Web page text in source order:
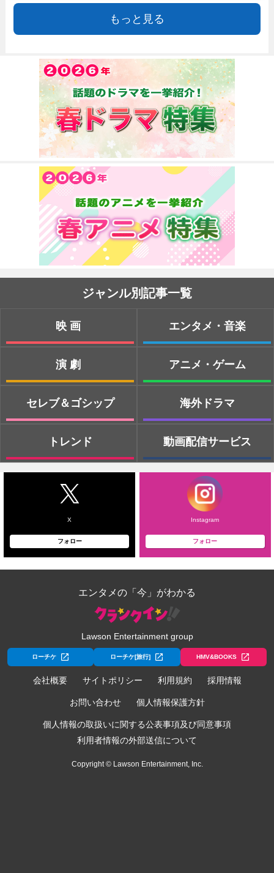
もっと見る
ジャンル別記事一覧
映画
演劇
セレブ＆ゴシップ
トレンド
エンタメ・音楽
アニメ・ゲーム
海外ドラマ
動画配信サービス
X
フォロー
Instagram
フォロー
エンタメの「今」がわかる
Lawson Entertainment group
ローチケ ローチケ[旅行] HMV&BOOKS
会社概要 サイトポリシー 利用規約 採用情報
お問い合わせ 個人情報保護方針
個人情報の取扱いに関する公表事項及び同意事項
利用者情報の外部送信について
Copyright © Lawson Entertainment, Inc.